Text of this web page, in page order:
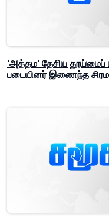
'அத்தம' தேசிய தூய்மைப்
படையினர் இணைந்த